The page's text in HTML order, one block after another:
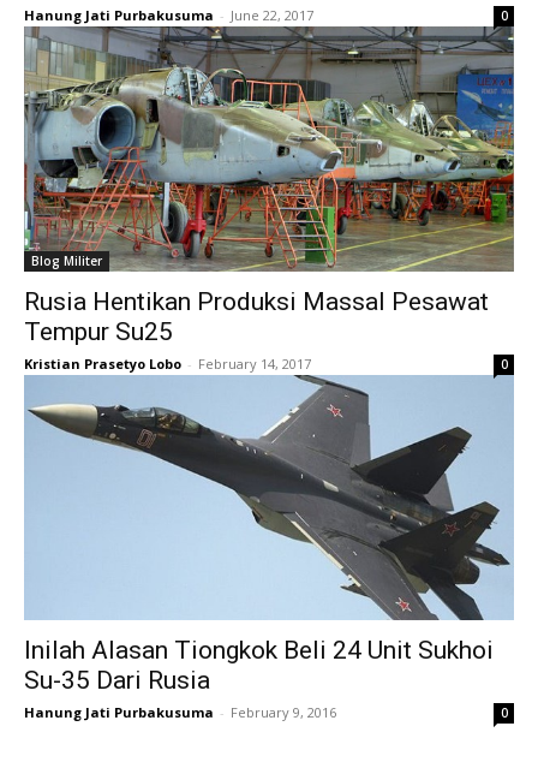
Hanung Jati Purbakusuma - June 22, 2017 0
Blog Militer
Rusia Hentikan Produksi Massal Pesawat
Tempur Su25
Kristian Prasetyo Lobo - February 14, 2017 0
Inilah Alasan Tiongkok Beli 24 Unit Sukhoi
Su-35 Dari Rusia
Hanung Jati Purbakusuma - February 9, 2016 0